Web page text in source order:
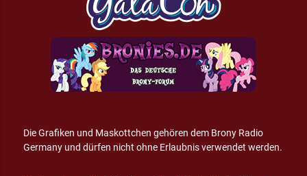
Die Grafiken und Maskottchen gehören dem Brony Radio
Germany und dürfen nicht ohne Erlaubnis verwendet werden.